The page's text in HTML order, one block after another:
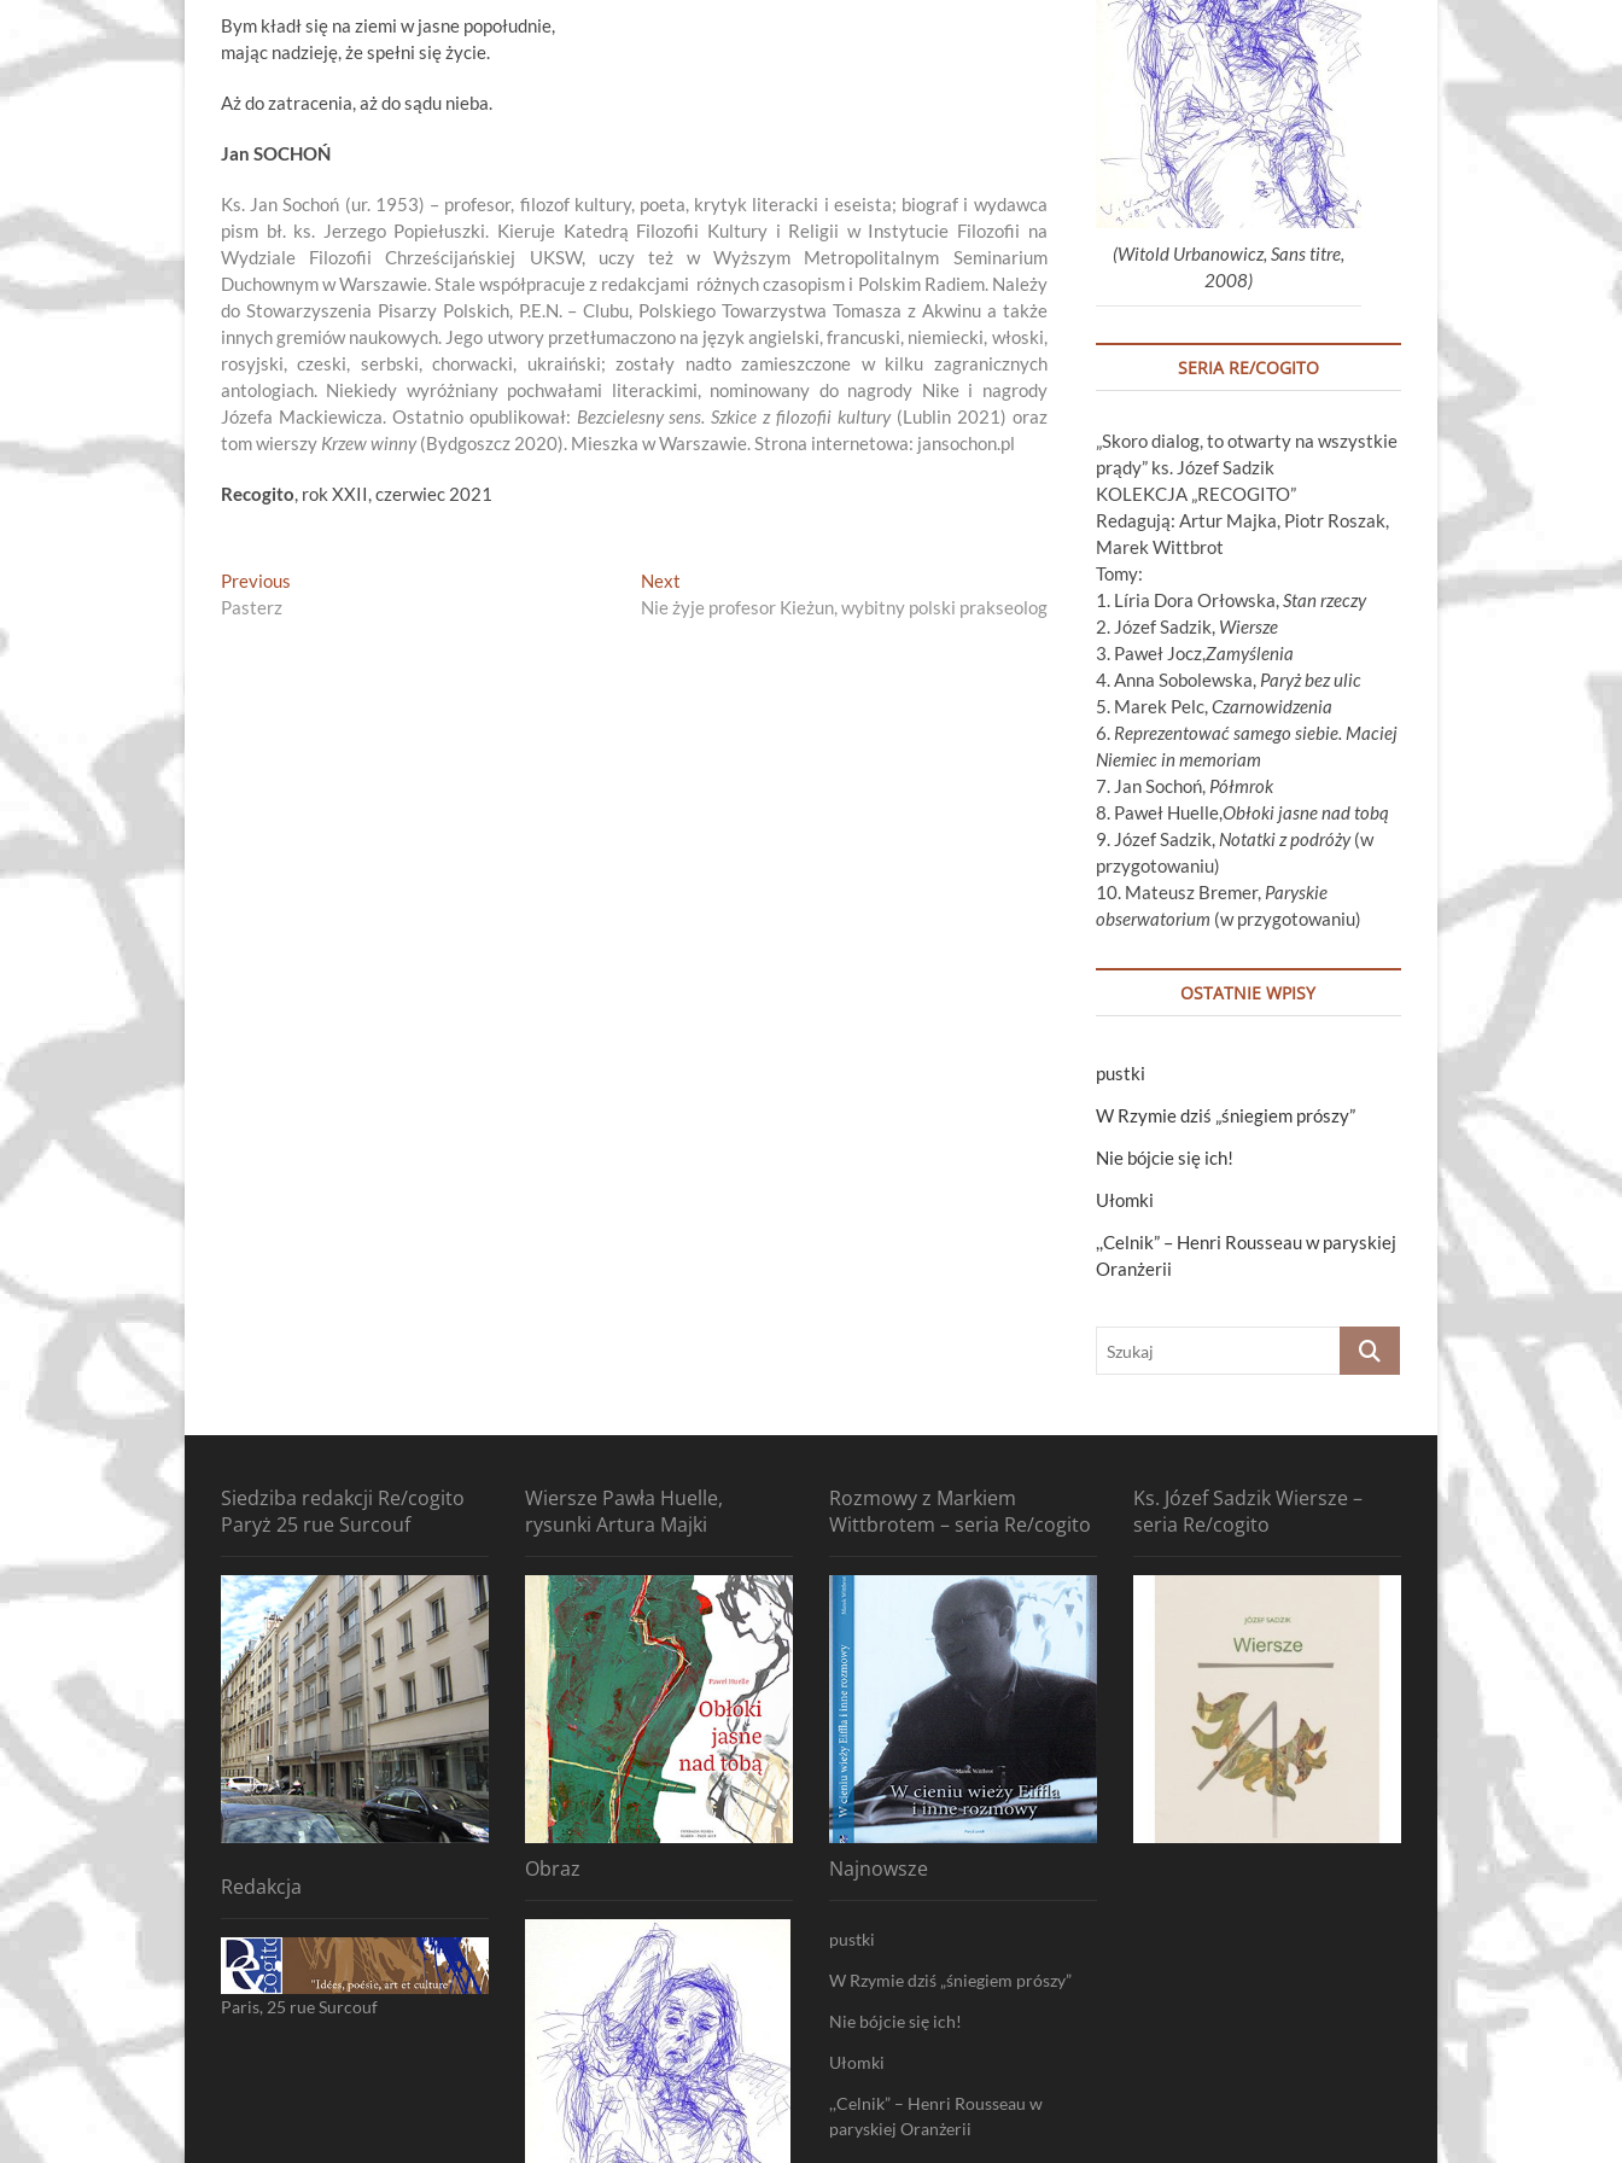
Bym kładł się na ziemi w jasne popołudnie,
mając nadzieję, że spełni się życie.
Aż do zatracenia, aż do sądu nieba.
Jan SOCHOŃ
Ks. Jan Sochoń (ur. 1953) – profesor, filozof kultury, poeta, krytyk literacki i eseista; biograf i wydawca
pism bł. ks. Jerzego Popiełuszki. Kieruje Katedrą Filozofii Kultury i Religii w Instytucie Filozofii na
Wydziale Filozofii Chrześcijańskiej UKSW, uczy też w Wyższym Metropolitalnym Seminarium
Duchownym w Warszawie. Stale współpracuje z redakcjami różnych czasopism i Polskim Radiem. Należy
do Stowarzyszenia Pisarzy Polskich, P.E.N. – Clubu, Polskiego Towarzystwa Tomasza z Akwinu a także
innych gremiów naukowych. Jego utwory przetłumaczono na język angielski, francuski, niemiecki, włoski,
rosyjski, czeski, serbski, chorwacki, ukraiński; zostały nadto zamieszczone w kilku zagranicznych
antologiach. Niekiedy wyróżniany pochwałami literackimi, nominowany do nagrody Nike i nagrody
Józefa Mackiewicza. Ostatnio opublikował: Bezcielesny sens. Szkice z filozofii kultury (Lublin 2021) oraz
tom wierszy Krzew winny(Bydgoszcz 2020). Mieszka w Warszawie. Strona internetowa: jansochon.pl
Recogito, rok XXII, czerwiec 2021
Nawigacja
wpisu
Previous
Pasterz
NextNext
post:
Nie żyje profesor Kieżun, wybitny polski prakseolog
(Witold Urbanowicz, Sans titre,
2008)
SERIA RE/COGITO
„Skoro dialog, to otwarty na wszystkie
prądy” ks. Józef Sadzik
KOLEKCJA „RECOGITO”
Redagują: Artur Majka, Piotr Roszak,
Marek Wittbrot
Tomy:
1. Líria Dora Orłowska,Stan rzeczy
2. Józef Sadzik, Wiersze
3. Paweł Jocz,Zamyślenia
4. Anna Sobolewska, Paryż bez ulic
5. Marek Pelc,Czarnowidzenia
6. Reprezentować samego siebie. Maciej
Niemiec in memoriam
7. Jan Sochoń, Półmrok
8. Paweł Huelle,Obłoki jasne nad tobą
9. Józef Sadzik, Notatki z podróży(w
przygotowaniu)
10. Mateusz Bremer, Paryskie
obserwatorium (w przygotowaniu)
OSTATNIE WPISY
pustki
W Rzymie dziś „śniegiem prószy”
Nie bójcie się ich!
Ułomki
,,Celnik” – Henri Rousseau w paryskiej
Oranżerii
Szukaj
Siedziba redakcji Re/cogito
Paryż 25 rue Surcouf
Redakcja
Paris, 25 rue Surcouf
Wiersze Pawła Huelle,
rysunki Artura Majki
Obraz
Rozmowy z Markiem
Wittbrotem – seria Re/cogito
Najnowsze
pustki
W Rzymie dziś „śniegiem prószy”
Nie bójcie się ich!
Ułomki
,,Celnik” – Henri Rousseau w
paryskiej Oranżerii
Ks. Józef Sadzik Wiersze –
seria Re/cogito